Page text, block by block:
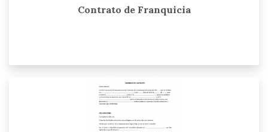
Contrato de Franquicia